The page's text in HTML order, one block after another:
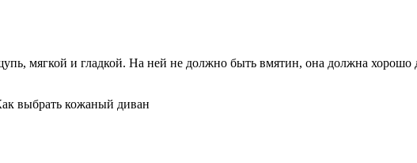
мягкой и гладкой. На ней не должно быть вмятин, она должна хорошо